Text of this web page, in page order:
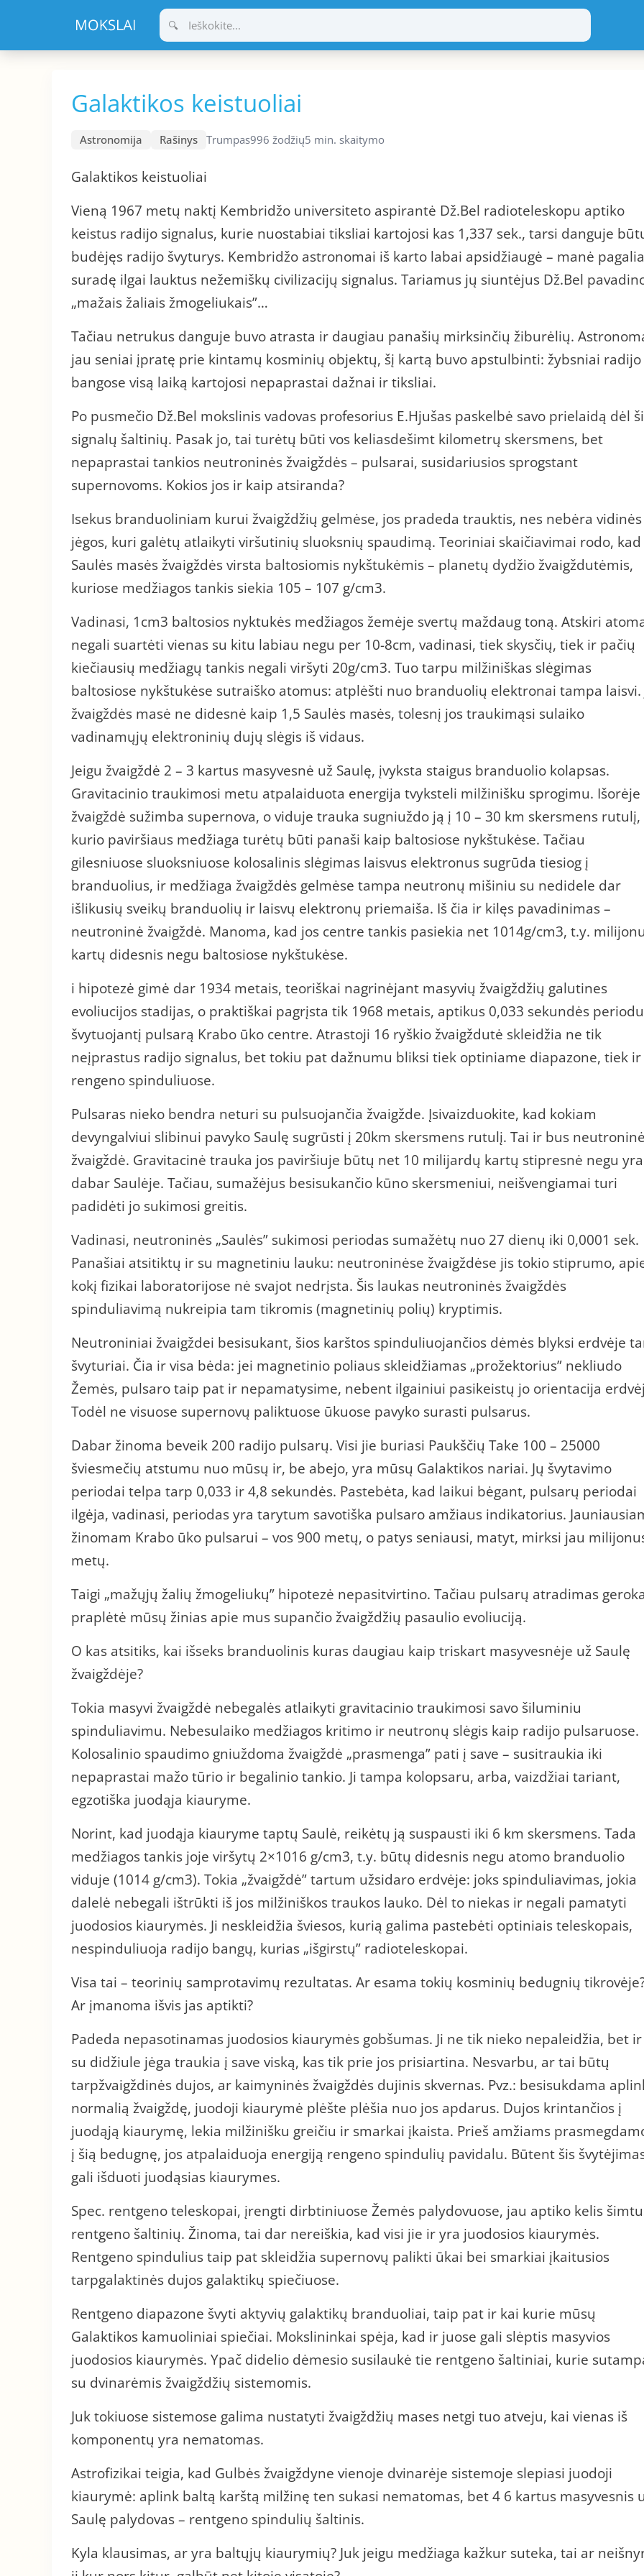
turinio
Galaktikos keistuoliai
Astronomija Rašinys Trumpas996 žodžių5 min. skaitymo
Galaktikos keistuoliai
Vieną 1967 metų naktį Kembridžo universiteto aspirantė Dž.Bel radioteleskopu aptiko
keistus radijo signalus, kurie nuostabiai tiksliai kartojosi kas 1,337 sek., tarsi danguje
budėjęs radijo švyturys. Kembridžo astronomai iš karto labai apsidžiaugė – manė
suradę ilgai lauktus nežemiškų civilizacijų signalus. Tariamus jų siuntėjus Dž.Bel
„mažais žaliais žmogeliukais”…
Tačiau netrukus danguje buvo atrasta ir daugiau panašių mirksinčių žiburėlių.
jau seniai įpratę prie kintamų kosminių objektų, šį kartą buvo apstulbinti: žybsniai radijo
bangose visą laiką kartojosi nepaprastai dažnai ir tiksliai.
Po pusmečio Dž.Bel mokslinis vadovas profesorius E.Hjušas paskelbė savo prielaidą dėl
signalų šaltinių. Pasak jo, tai turėtų būti vos keliasdešimt kilometrų skersmens, bet
nepaprastai tankios neutroninės žvaigždės – pulsarai, susidariusios sprogstant
supernovoms. Kokios jos ir kaip atsiranda?
Isekus branduoliniam kurui žvaigždžių gelmėse, jos pradeda trauktis, nes nebėra vidinės
jėgos, kuri galėtų atlaikyti viršutinių sluoksnių spaudimą. Teoriniai skaičiavimai rodo, kad
Saulės masės žvaigždės virsta baltosiomis nykštukėmis – planetų dydžio žvaigždutėmis,
kuriose medžiagos tankis siekia 105 – 107 g/cm3.
Vadinasi, 1cm3 baltosios nyktukės medžiagos žemėje svertų maždaug toną. Atskiri
negali suartėti vienas su kitu labiau negu per 10-8cm, vadinasi, tiek skysčių, tiek ir pačių
kiečiausių medžiagų tankis negali viršyti 20g/cm3. Tuo tarpu milžiniškas slėgimas
baltosiose nykštukėse sutraiško atomus: atplėšti nuo branduolių elektronai tampa laisvi.
žvaigždės masė ne didesnė kaip 1,5 Saulės masės, tolesnį jos traukimąsi sulaiko
vadinamųjų elektroninių dujų slėgis iš vidaus.
Jeigu žvaigždė 2 – 3 kartus masyvesnė už Saulę, įvyksta staigus branduolio kolapsas.
Gravitacinio traukimosi metu atpalaiduota energija tvyksteli milžinišku sprogimu. Išorėje
žvaigždė sužimba supernova, o viduje trauka sugniuždo ją į 10 – 30 km skersmens rutulį,
kurio paviršiaus medžiaga turėtų būti panaši kaip baltosiose nykštukėse. Tačiau
gilesniuose sluoksniuose kolosalinis slėgimas laisvus elektronus sugrūda tiesiog į
branduolius, ir medžiaga žvaigždės gelmėse tampa neutronų mišiniu su nedidele dar
išlikusių sveikų branduolių ir laisvų elektronų priemaiša. Iš čia ir kilęs pavadinimas –
neutroninė žvaigždė. Manoma, kad jos centre tankis pasiekia net 1014g/cm3, t.y.
kartų didesnis negu baltosiose nykštukėse.
i hipotezė gimė dar 1934 metais, teoriškai nagrinėjant masyvių žvaigždžių galutines
evoliucijos stadijas, o praktiškai pagrįsta tik 1968 metais, aptikus 0,033 sekundės periodu
švytuojantį pulsarą Krabo ūko centre. Atrastoji 16 ryškio žvaigždutė skleidžia ne tik
neįprastus radijo signalus, bet tokiu pat dažnumu bliksi tiek optiniame diapazone, tiek ir
rengeno spinduliuose.
Pulsaras nieko bendra neturi su pulsuojančia žvaigžde. Įsivaizduokite, kad kokiam
devyngalviui slibinui pavyko Saulę sugrūsti į 20km skersmens rutulį. Tai ir bus
žvaigždė. Gravitacinė trauka jos paviršiuje būtų net 10 milijardų kartų stipresnė negu yra
dabar Saulėje. Tačiau, sumažėjus besisukančio kūno skersmeniui, neišvengiamai turi
padidėti jo sukimosi greitis.
Vadinasi, neutroninės „Saulės” sukimosi periodas sumažėtų nuo 27 dienų iki 0,0001 sek.
Panašiai atsitiktų ir su magnetiniu lauku: neutroninėse žvaigždėse jis tokio stiprumo,
kokį fizikai laboratorijose nė svajot nedrįsta. Šis laukas neutroninės žvaigždės
spinduliavimą nukreipia tam tikromis (magnetinių polių) kryptimis.
Neutroniniai žvaigždei besisukant, šios karštos spinduliuojančios dėmės blyksi erdvėje
švyturiai. Čia ir visa bėda: jei magnetinio poliaus skleidžiamas „prožektorius” nekliudo
Žemės, pulsaro taip pat ir nepamatysime, nebent ilgainiui pasikeistų jo orientacija
Todėl ne visuose supernovų paliktuose ūkuose pavyko surasti pulsarus.
Dabar žinoma beveik 200 radijo pulsarų. Visi jie buriasi Paukščių Take 100 – 25000
šviesmečių atstumu nuo mūsų ir, be abejo, yra mūsų Galaktikos nariai. Jų švytavimo
periodai telpa tarp 0,033 ir 4,8 sekundės. Pastebėta, kad laikui bėgant, pulsarų periodai
ilgėja, vadinasi, periodas yra tarytum savotiška pulsaro amžiaus indikatorius.
žinomam Krabo ūko pulsarui – vos 900 metų, o patys seniausi, matyt, mirksi jau
metų.
Taigi „mažųjų žalių žmogeliukų” hipotezė nepasitvirtino. Tačiau pulsarų atradimas
praplėtė mūsų žinias apie mus supančio žvaigždžių pasaulio evoliuciją.
O kas atsitiks, kai išseks branduolinis kuras daugiau kaip triskart masyvesnėje už Saulę
žvaigždėje?
Tokia masyvi žvaigždė nebegalės atlaikyti gravitacinio traukimosi savo šiluminiu
spinduliavimu. Nebesulaiko medžiagos kritimo ir neutronų slėgis kaip radijo pulsaruose.
Kolosalinio spaudimo gniuždoma žvaigždė „prasmenga” pati į save – susitraukia iki
nepaprastai mažo tūrio ir begalinio tankio. Ji tampa kolopsaru, arba, vaizdžiai tariant,
egzotiška juodąja kiauryme.
Norint, kad juodąja kiauryme taptų Saulė, reikėtų ją suspausti iki 6 km skersmens. Tada
medžiagos tankis joje viršytų 2×1016 g/cm3, t.y. būtų didesnis negu atomo branduolio
viduje (1014 g/cm3). Tokia „žvaigždė” tartum užsidaro erdvėje: joks spinduliavimas, jokia
dalelė nebegali ištrūkti iš jos milžiniškos traukos lauko. Dėl to niekas ir negali pamatyti
juodosios kiaurymės. Ji neskleidžia šviesos, kurią galima pastebėti optiniais teleskopais,
nespinduliuoja radijo bangų, kurias „išgirstų” radioteleskopai.
Visa tai – teorinių samprotavimų rezultatas. Ar esama tokių kosminių bedugnių
Ar įmanoma išvis jas aptikti?
Padeda nepasotinamas juodosios kiaurymės gobšumas. Ji ne tik nieko nepaleidžia, bet ir
su didžiule jėga traukia į save viską, kas tik prie jos prisiartina. Nesvarbu, ar tai būtų
tarpžvaigždinės dujos, ar kaimyninės žvaigždės dujinis skvernas. Pvz.: besisukdama
normalią žvaigždę, juodoji kiaurymė plėšte plėšia nuo jos apdarus. Dujos krintančios į
juodąją kiaurymę, lekia milžinišku greičiu ir smarkai įkaista. Prieš amžiams
į šią bedugnę, jos atpalaiduoja energiją rengeno spindulių pavidalu. Būtent šis
gali išduoti juodąsias kiaurymes.
Spec. rentgeno teleskopai, įrengti dirbtiniuose Žemės palydovuose, jau aptiko kelis
rentgeno šaltinių. Žinoma, tai dar nereiškia, kad visi jie ir yra juodosios kiaurymės.
Rentgeno spindulius taip pat skleidžia supernovų palikti ūkai bei smarkiai įkaitusios
tarpgalaktinės dujos galaktikų spiečiuose.
Rentgeno diapazone švyti aktyvių galaktikų branduoliai, taip pat ir kai kurie mūsų
Galaktikos kamuoliniai spiečiai. Mokslininkai spėja, kad ir juose gali slėptis masyvios
juodosios kiaurymės. Ypač didelio dėmesio susilaukė tie rentgeno šaltiniai, kurie
su dvinarėmis žvaigždžių sistemomis.
Juk tokiuose sistemose galima nustatyti žvaigždžių mases netgi tuo atveju, kai vienas iš
komponentų yra nematomas.
Astrofizikai teigia, kad Gulbės žvaigždyne vienoje dvinarėje sistemoje slepiasi juodoji
kiaurymė: aplink baltą karštą milžinę ten sukasi nematomas, bet 4 6 kartus masyvesnis
Saulę palydovas – rentgeno spindulių šaltinis.
Kyla klausimas, ar yra baltųjų kiaurymių? Juk jeigu medžiaga kažkur suteka, tai ar